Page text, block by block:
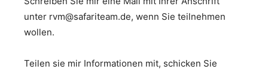
unter rvm@safariteam.de, wenn Sie teilnehmen
wollen.
Teilen sie mir Informationen mit, schicken Sie